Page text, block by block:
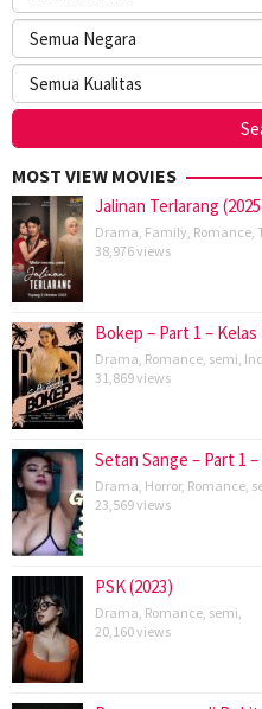
MOST VIEW MOVIES
Jalinan Terlarang
Drama Family Romance
38,976 views
Bokep – Part 1 –
Drama Romance semi
31,869 views
Setan Sange – Part 1
Drama Horror, Romance
23,569 views
PSK (2023)
Drama Romance semi
20,160 views